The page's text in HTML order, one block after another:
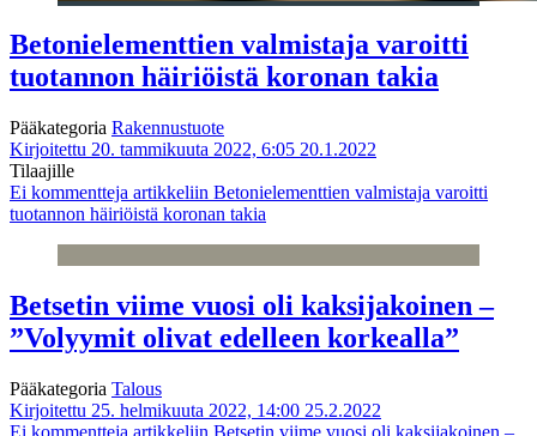
Betonielementtien valmistaja varoitti
tuotannon häiriöistä koronan takia
Pääkategoria Rakennustuote
Kirjoitettu 20. tammikuuta 2022, 6:05 20.1.2022
Tilaajille
Ei kommentteja artikkeliin Betonielementtien valmistaja varoitti
tuotannon häiriöistä koronan takia
Betsetin viime vuosi oli kaksijakoinen –
”Volyymit olivat edelleen korkealla”
Pääkategoria Talous
Kirjoitettu 25. helmikuuta 2022, 14:00 25.2.2022